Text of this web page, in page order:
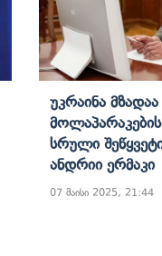
Უკრაინა
Სრული
Ანდრიი Ერმაკი
07 მაისი 2025, 21:44